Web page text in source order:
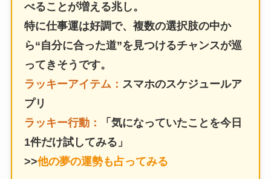
べることが増える兆し。
特に仕事運は好調で、複数の選択肢の中か
ら“自分に合った道”を見つけるチャンスが巡
ってきそうです。
ラッキーアイテム： スマホのスケジュールア
プリ
ラッキー行動：
「気になっていたことを今日
1件だけ試してみる」
>>他の夢の運勢も占ってみる